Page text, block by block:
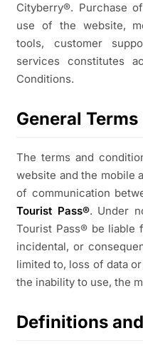
Cityberry®. Purchase
use of the website,
tools, customer
services constitutes
Conditions.
General Terms
The terms and
website and the mobile
of communication
Tourist Pass®. Under
Tourist Pass® be liable
incidental, or
limited to, loss of data
the inability to use, the
Definitions